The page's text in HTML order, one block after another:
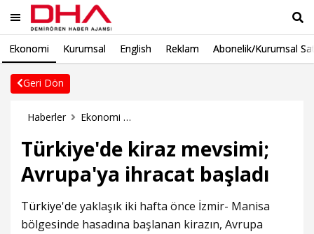
Geri Dön
Ekonomi Kurumsal English Reklam Abonelik/Kurumsal
Haberler Ekonomi Haberleri
Türkiye'de kiraz mevsimi;
Avrupa'ya ihracat başladı
Türkiye'de yaklaşık iki hafta önce İzmir- Manisa
bölgesinde hasadına başlanan kirazın, Avrupa